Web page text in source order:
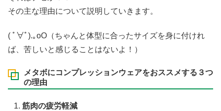
その主な理由について説明していきます。
( ﾟ∀ﾟ).｡oO（ちゃんと体型に合ったサイズを身に付けれ
ば、苦しいと感じることはないよ！）
メタボにコンプレッションウェアをおススメする３つ
の理由
筋肉の疲労軽減